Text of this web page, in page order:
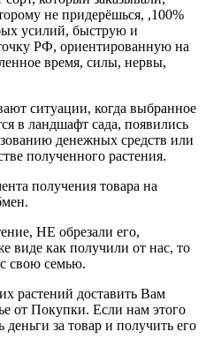
не придерёшься, ,100%
усилий, быструю и
РФ, ориентированную на
время, силы, нервы,
ситуации, когда выбранное
в ландшафт сада, появились
денежных средств или
полученного растения.
получения товара на
НЕ обрезали его,
виде как получили от нас, то
свою семью.
растений доставить Вам
от Покупки. Если нам этого
за товар и получить его